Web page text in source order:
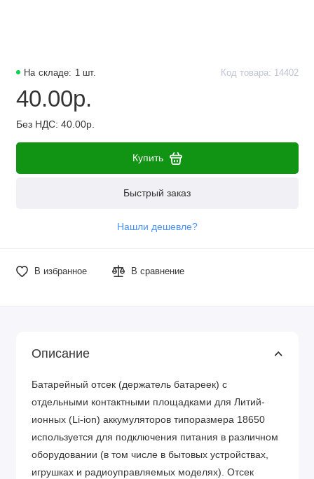
На складе: 1 шт. Код товара: 14402
40.00р.
Без НДС: 40.00р.
Купить
Быстрый заказ
Нашли дешевле?
В избранное В сравнение
Описание
Батарейный отсек (держатель батареек) с
отдельными контактными площадками для Литий-
ионных (Li-ion) аккумуляторов типоразмера 18650
используется для подключения питания в различном
оборудовании (в том числе в бытовых устройствах,
игрушках и радиоуправляемых моделях). Отсек